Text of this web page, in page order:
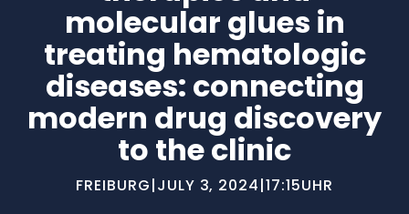
molecular glues in
treating hematologic
diseases: connecting
modern drug discovery
to the clinic
FREIBURG|JULY 3, 2024|17:15UHR